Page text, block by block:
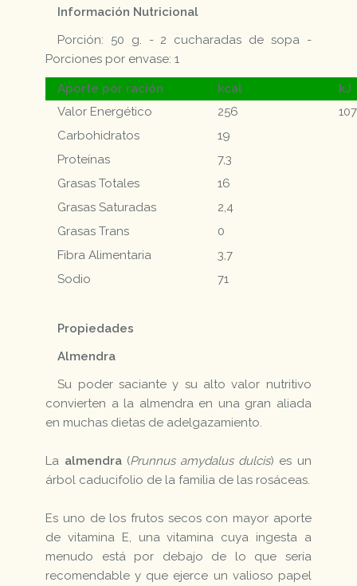
Información Nutricional
Porción: 50 g. - 2 cucharadas de sopa -
Porciones por envase: 1
Aporte por ración kcal
kJ
Valor Energético
256
Carbohidratos
19
Proteínas
7,3
Grasas Totales
16
Grasas Saturadas
2,4
Grasas Trans
0
Fibra Alimentaria
3,7
Sodio
71
Propiedades
Almendra
Su poder saciante y su alto valor nutritivo
convierten a la almendra en una gran aliada
en muchas dietas de adelgazamiento.
La almendra(Prunnus amydalus dulcis) es un
árbol caducifolio de la familia de las rosáceas.
Es uno de los frutos secos con mayor aporte
de vitamina E, una vitamina cuya ingesta a
menudo está por debajo de lo que sería
recomendable y que ejerce un valioso papel